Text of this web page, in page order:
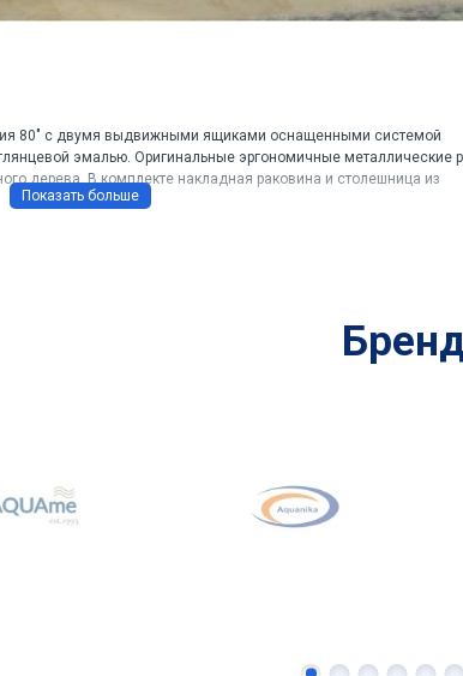
80" с двумя выдвижными ящиками оснащенными системой
эмалью. Оригинальные эргономичные металлические
дерева. В комплекте накладная раковина и столешница из